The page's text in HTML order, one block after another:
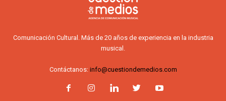
Comunicación Cultural. Más de 20 años de experiencia en la industria
musical.
Contáctanos: info@cuestiondemedios.com